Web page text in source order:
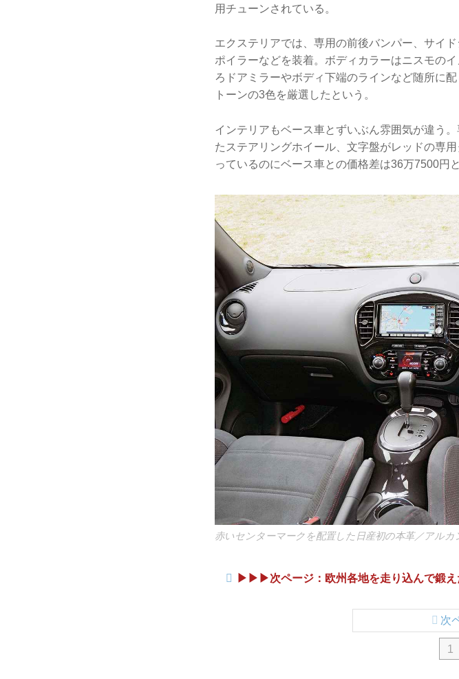
用チューンされている。
エクステリアでは、専用の前後バンパー、サイ
ポイラーなどを装着。ボディカラーはニスモの
ろドアミラーやボディ下端のラインなど随所に
トーンの3色を厳選したという。
インテリアもベース車とずいぶん雰囲気が違う
たステアリングホイール、文字盤がレッドの専
っているのにベース車との価格差は36万7500円
赤いセンターマークを配置した日産初の本革／アル
▶︎▶︎▶︎次ページ：欧州各地を走り込んで鍛え
1
次